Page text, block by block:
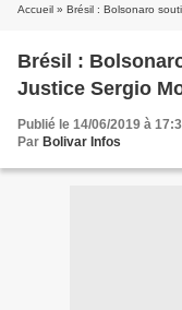
Accueil » Brésil : Bolsonaro
Brésil :
Justice Sergio
Publié le 14/06/2019 à
Par Bolivar Infos